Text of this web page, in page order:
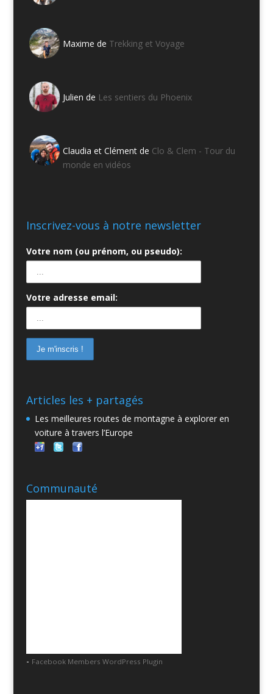
Maxime de Trekking et Voyage
Julien de Les sentiers du Phoenix
Claudia et Clément de Clo & Clem - Tour du
monde en vidéos
Inscrivez-vous à notre newsletter
Votre nom (ou prénom, ou pseudo):
Votre adresse email:
Articles les + partagés
Les meilleures routes de montagne à explorer en
voiture à travers l’Europe
Communauté
- Facebook Members WordPress Plugin